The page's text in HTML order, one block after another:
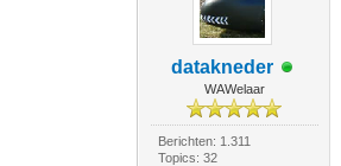
datakneder
WAWelaar
Berichten: 1.311
Topics: 32